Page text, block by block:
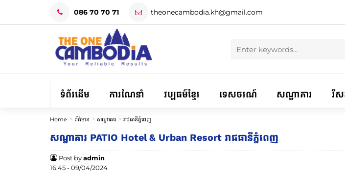
086 70 70 71 theonecambodia.kh@gmail.com
ទំព័រដើម ការណែនាំ វប្បធម៌ខ្មែរ ទេសចរណ៍ សណ្ឋាគារ រី
Home ព័ត៌មាន សណ្ឋាគារ រាជធានីភ្នំពេញ
សណ្ឋាគារ PATIO Hotel & Urban Resort រាជធានីភ្នំពេញ
Post byadmin
16:45 - 09/04/2024